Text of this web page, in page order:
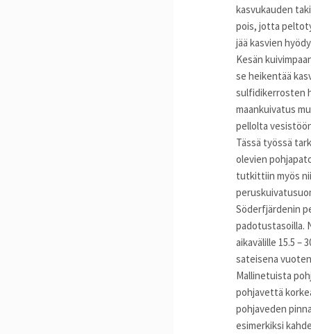
kasvukauden
pois, jotta
jää kasvien
Kesän
se heikentää
sulfidikerrosten
maankuivatus
pellolta
Tässä työssä
olevien
tutkittiin myös
Söderfjärdenin
padotustasoilla.
aikavälille 15.5 –
sateisena
Mallinetuista
pohjavettä
pohjaveden
esimerkiksi